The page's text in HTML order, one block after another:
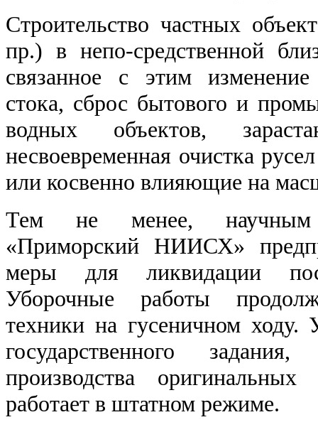
Строительство частных
пр.) в непо-средственной
связанное с этим изменение
стока, сброс бытового и
водных объектов,
несвоевременная очистка
или косвенно влияющие на
Тем не менее,
«Приморский НИИСХ»
меры для ликвидации
Уборочные работы
техники на гусеничном ходу.
государственного
производства
работает в штатном режиме.